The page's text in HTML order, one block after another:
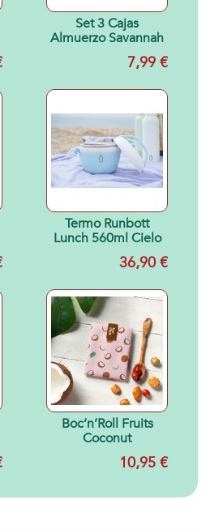
Set 3 Cajas
Almuerzo Savannah
7,99 €
Termo Runbott
Lunch 560ml Cielo
36,90 €
Boc’n’Roll Fruits
Coconut
10,95 €